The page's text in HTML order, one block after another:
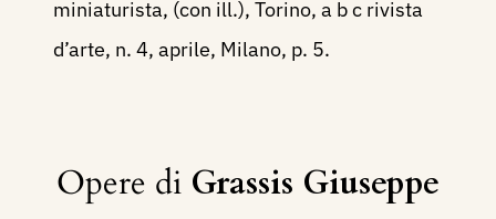
miniaturista, (con ill.), Torino, a b c rivista
d’arte, n. 4, aprile, Milano, p. 5.
Opere di Grassis Giuseppe